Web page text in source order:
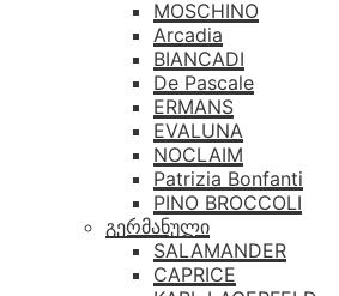
MOSCHINO
Arcadia
BIANCADI
De Pascale
ERMANS
EVALUNA
NOCLAIM
Patrizia Bonfanti
PINO BROCCOLI
გერმანული
SALAMANDER
CAPRICE